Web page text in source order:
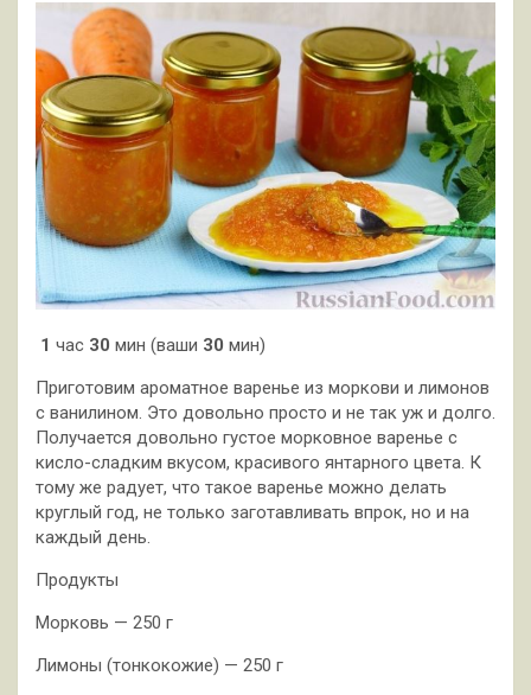
1 час 30 мин (ваши 30 мин)
Приготовим ароматное варенье из моркови и лимонов
с ванилином. Это довольно просто и не так уж и долго.
Получается довольно густое морковное варенье с
кисло-сладким вкусом, красивого янтарного цвета. К
тому же радует, что такое варенье можно делать
круглый год, не только заготавливать впрок, но и на
каждый день.
Продукты
Морковь — 250 г
Лимоны (тонкокожие) — 250 г